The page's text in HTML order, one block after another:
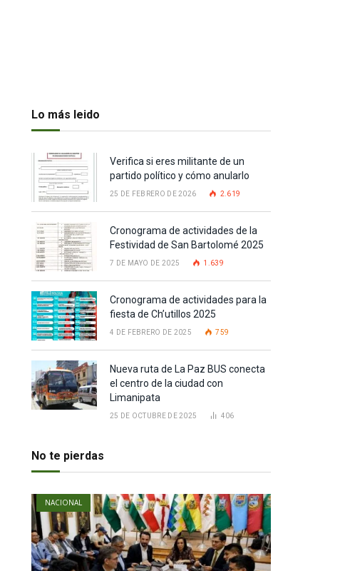
Lo más leido
Verifica si eres militante de un
partido político y cómo anularlo
25 DE FEBRERO DE 2026 2.619
Cronograma de actividades de la
Festividad de San Bartolomé 2025
7 DE MAYO DE 2025 1.639
Cronograma de actividades para la
fiesta de Ch’utillos 2025
4 DE FEBRERO DE 2025 759
Nueva ruta de La Paz BUS conecta
el centro de la ciudad con
Limanipata
25 DE OCTUBRE DE 2025 406
No te pierdas
NACIONAL